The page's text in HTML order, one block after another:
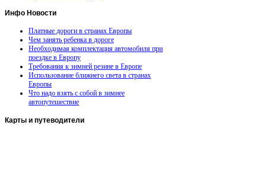
Инфо Новости
Платные дороги в странах Европы
Чем занять ребенка в дороге
Необходимая комплектация автомобиля при
поездке в Европу
Требования к зимней резине в Европе
Использование ближнего света в странах
Европы
Что надо взять с собой в зимнее
автопутешествие
Карты и путеводители